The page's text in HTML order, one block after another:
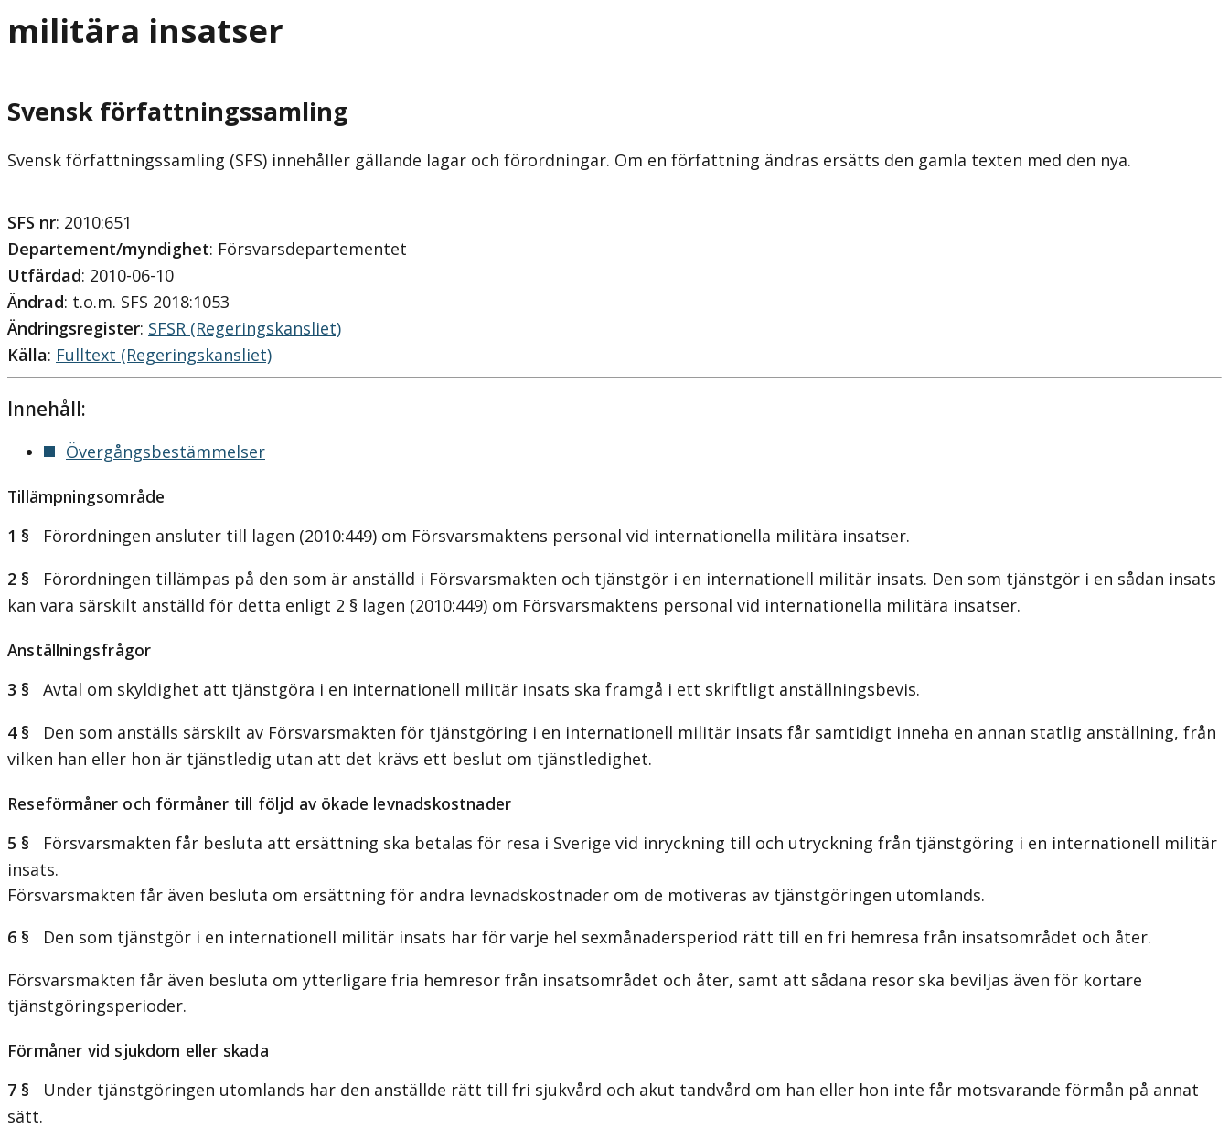
militära insatser
Svensk författningssamling
Svensk författningssamling (SFS) innehåller gällande lagar och förordningar. Om en författning ändras ersätts den gamla texten med den nya.
SFS nr: 2010:651
Departement/myndighet: Försvarsdepartementet
Utfärdad: 2010-06-10
Ändrad: t.o.m. SFS 2018:1053
Ändringsregister: SFSR (Regeringskansliet)
Källa: Fulltext (Regeringskansliet)
Innehåll:
Övergångsbestämmelser
Tillämpningsområde
1 § Förordningen ansluter till lagen (2010:449) om Försvarsmaktens personal vid internationella militära insatser.
2 § Förordningen tillämpas på den som är anställd i Försvarsmakten och tjänstgör i en internationell militär insats. Den som tjänstgör i en sådan insats
kan vara särskilt anställd för detta enligt 2 § lagen (2010:449) om Försvarsmaktens personal vid internationella militära insatser.
Anställningsfrågor
3 § Avtal om skyldighet att tjänstgöra i en internationell militär insats ska framgå i ett skriftligt anställningsbevis.
4 § Den som anställs särskilt av Försvarsmakten för tjänstgöring i en internationell militär insats får samtidigt inneha en annan statlig anställning, från
vilken han eller hon är tjänstledig utan att det krävs ett beslut om tjänstledighet.
Reseförmåner och förmåner till följd av ökade levnadskostnader
5 § Försvarsmakten får besluta att ersättning ska betalas för resa i Sverige vid inryckning till och utryckning från tjänstgöring i en internationell militär
insats.
Försvarsmakten får även besluta om ersättning för andra levnadskostnader om de motiveras av tjänstgöringen utomlands.
6 § Den som tjänstgör i en internationell militär insats har för varje hel sexmånadersperiod rätt till en fri hemresa från insatsområdet och åter.
Försvarsmakten får även besluta om ytterligare fria hemresor från insatsområdet och åter, samt att sådana resor ska beviljas även för kortare
tjänstgöringsperioder.
Förmåner vid sjukdom eller skada
7 § Under tjänstgöringen utomlands har den anställde rätt till fri sjukvård och akut tandvård om han eller hon inte får motsvarande förmån på annat
sätt.